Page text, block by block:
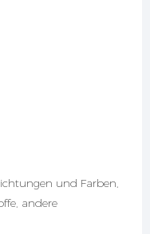
und Farben,
andere